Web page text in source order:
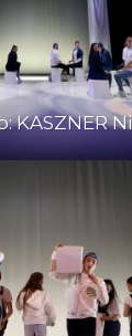
KASZNER